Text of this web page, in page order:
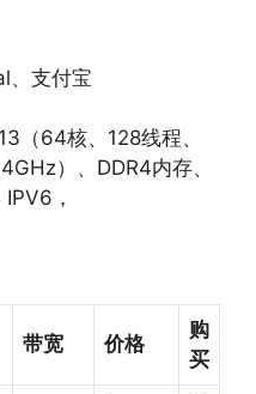
、支付宝
（64核、128线程、
）、DDR4内存、
，
带宽 价格
购
买